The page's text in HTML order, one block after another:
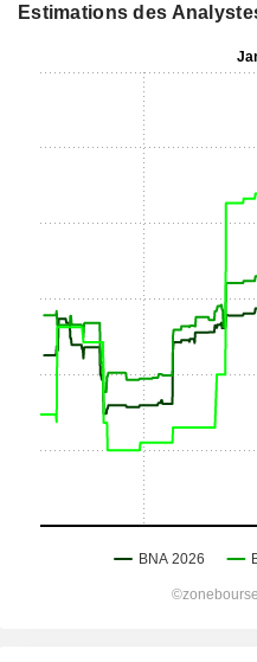
Estimations des